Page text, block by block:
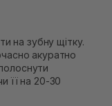
на зубну щітку.
акуратно
її на 20-30